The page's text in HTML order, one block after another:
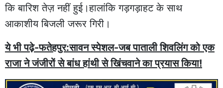
कि बारिश तेज़ नहीं हुई।हालांकि गड़गड़ाहट के साथ
आकाशीय बिजली जरूर गिरी।
ये भी पढ़े-फतेहपुर:सावन स्पेशल-जब पाताली शिवलिंग को एक
राजा ने जंजीरों से बांध हांथी से खिंचवाने का प्रयास किया!